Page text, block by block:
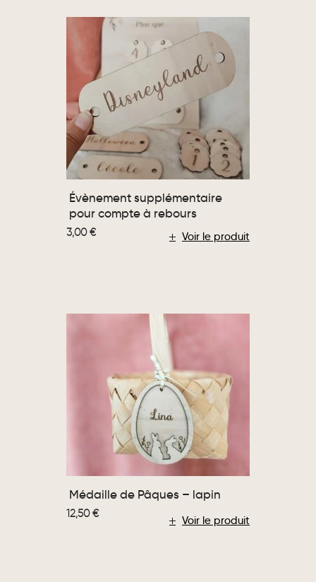
Voir le produit
Évènement supplémentaire
pour compte à rebours
3,00€
Voir le produit
Médaille de Pâques – lapin
12,50€